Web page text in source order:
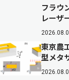
フラウ
レーザ
東京農
型メタ